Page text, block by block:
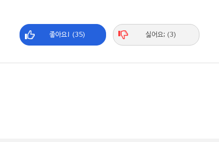
좋아요! (35) 싫어요; (3)